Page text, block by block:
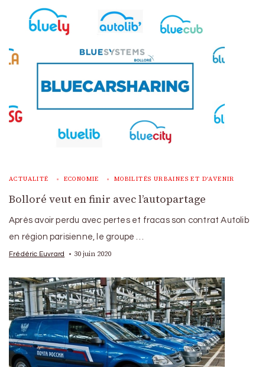
ACTUALITÉ ECONOMIE MOBILITÉS URBAINES ET D'AVENIR
Bolloré veut en finir avec l’autopartage
Après avoir perdu avec pertes et fracas son contrat Autolib
en région parisienne, le groupe …
Frédéric Euvrard 30 juin 2020